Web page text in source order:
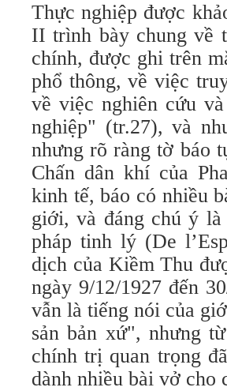
Thực nghiệp được
II trình bày chung về
chính, được ghi trên
phổ thông, về việc
về việc nghiên cứu
nghiệp" (tr.27), và
nhưng rõ ràng tờ báo
Chấn dân khí của
kinh tế, báo có nhiều
giới, và đáng chú ý là
pháp tinh lý (De
dịch của Kiềm Thu
ngày 9/12/1927 đến
vẫn là tiếng nói của
sản bản xứ", nhưng
chính trị quan trọng
dành nhiều bài vở cho